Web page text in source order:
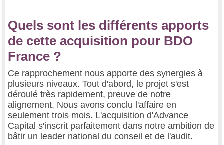
Quels sont les différents apports
de cette acquisition pour BDO
France ?
Ce rapprochement nous apporte des synergies à
plusieurs niveaux. Tout d'abord, le projet s'est
déroulé très rapidement, preuve de notre
alignement. Nous avons conclu l'affaire en
seulement trois mois. L'acquisition d'Advance
Capital s'inscrit parfaitement dans notre ambition de
bâtir un leader national du conseil et de l'audit.